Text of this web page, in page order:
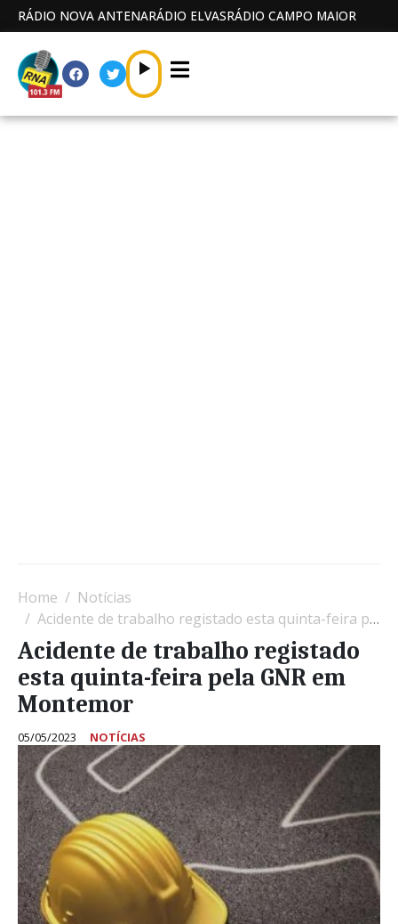
RÁDIO NOVA ANTENARÁDIO ELVASRÁDIO CAMPO MAIOR
Home
Notícias
Acidente de trabalho registado esta quinta-feira pela GNR em Montemor
Acidente de trabalho registado
esta quinta-feira pela GNR em
Montemor
05/05/2023 NOTÍCIAS